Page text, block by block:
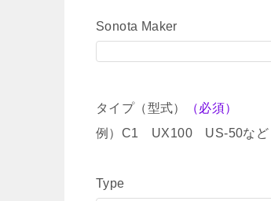
Sonota Maker
タイプ（型式）
（必須）
例）C1 UX100 US-50など
Type